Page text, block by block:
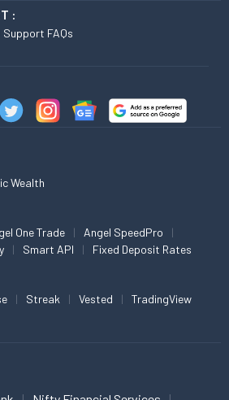
:
Support FAQs
Wealth
One Trade
Angel SpeedPro
Smart API Fixed Deposit Rates
Streak Vested TradingView